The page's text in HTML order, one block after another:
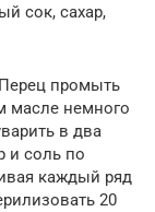
сок, сахар,
промыть
масле немного
в два
и соль по
каждый ряд
20